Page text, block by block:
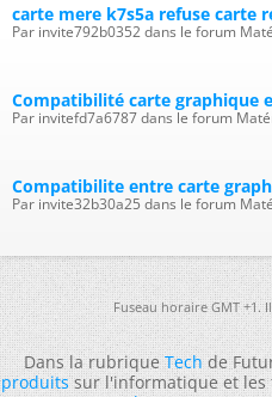
carte mere k7s5a refuse carte
Par invite792b0352 dans le forum
Compatibilité carte graphique
Par invitefd7a6787 dans le forum
Compatibilite entre carte
Par invite32b30a25 dans le forum
Fuseau horaire GMT +1.
Dans la rubriqueTechde
produitssur l'informatique et les